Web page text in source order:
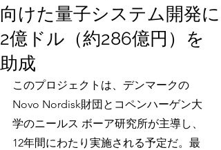
向けた量子システム開発に
2億ドル（約286億円）を
助成
このプロジェクトは、デンマークの
Novo Nordisk財団とコペンハーゲン大
学のニールス ボーア研究所が主導し、
12年間にわたり実施される予定だ。最